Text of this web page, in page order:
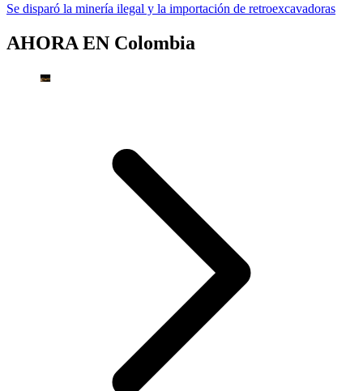
Se disparó la minería ilegal y la importación de retroexcavadoras
AHORA EN Colombia